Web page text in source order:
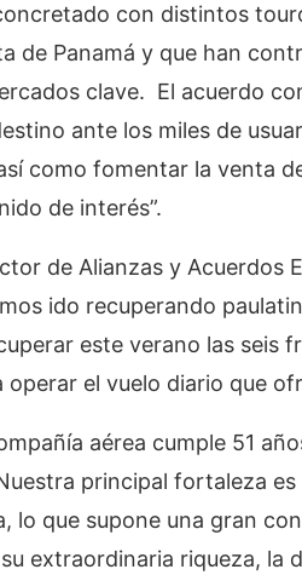
con distintos
de Panamá y que han
clave. El acuerdo
ante los miles de
como fomentar la venta
de interés”.
de Alianzas y Acuerdos
ido recuperando
este verano las seis
el vuelo diario que
aérea cumple 51
principal fortaleza
lo que supone una gran
extraordinaria riqueza, la